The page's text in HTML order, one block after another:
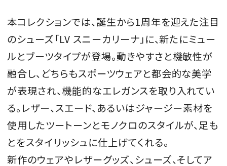
本コレクションでは、誕生から1周年を迎えた注目
のシューズ「LV スニーカリーナ」に、新たにミュー
ルとブーツタイプが登場。動きやすさと機敏性が
融合し、どちらもスポーツウェアと都会的な美学
が表現され、機能的なエレガンスを取り入れてい
る。レザー、スエード、あるいはジャージー素材を
使用したツートーンとモノクロのスタイルが、足も
とをスタイリッシュに仕上げてくれる。
新作のウェアやレザーグッズ、シューズ、そしてア